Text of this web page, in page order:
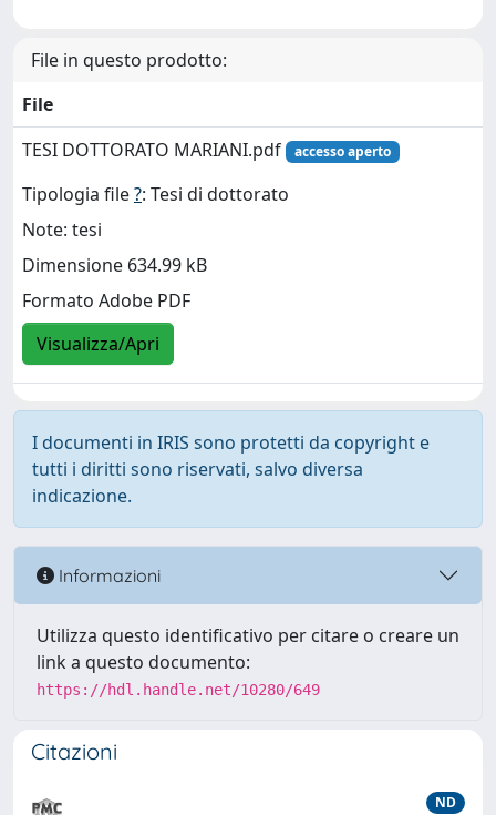
File in questo prodotto:
File
TESI DOTTORATO MARIANI.pdf
accesso aperto
Tipologia file?: Tesi di dottorato
Note: tesi
Dimensione 634.99 kB
Formato Adobe PDF
Visualizza/Apri
I documenti in IRIS sono protetti da copyright e
tutti i diritti sono riservati, salvo diversa
indicazione.
Informazioni
Utilizza questo identificativo per citare o creare un
link a questo documento:
https://hdl.handle.net/10280/649
Citazioni
ND